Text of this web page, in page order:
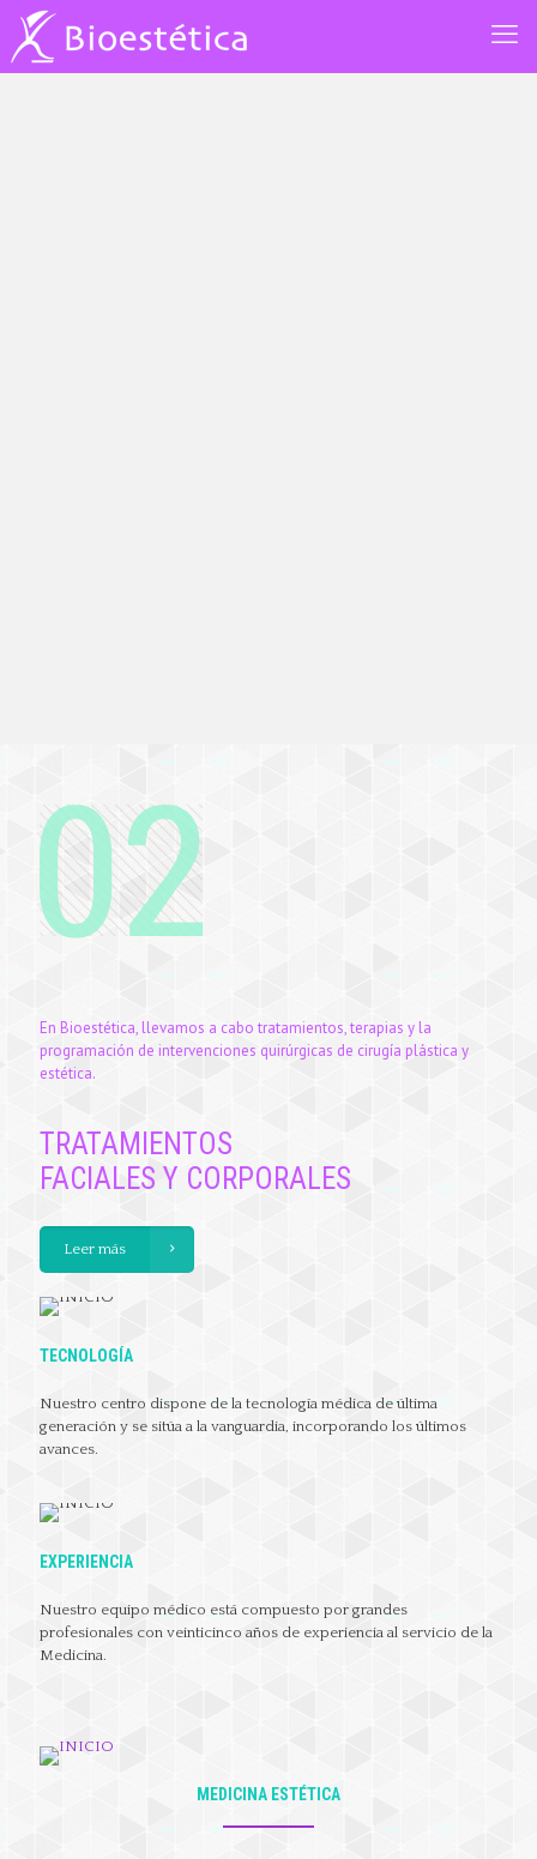
En Bioestética, llevamos a cabo tratamientos, terapias y la
programación de intervenciones quirúrgicas de cirugía plástica y
estética.
TRATAMIENTOS
FACIALES Y CORPORALES
Leer más
TECNOLOGÍA
Nuestro centro dispone de la tecnología médica de última
generación y se sitúa a la vanguardia, incorporando los últimos
avances.
EXPERIENCIA
Nuestro equipo médico está compuesto por grandes
profesionales con veinticinco años de experiencia al servicio de la
Medicina.
MEDICINA ESTÉTICA